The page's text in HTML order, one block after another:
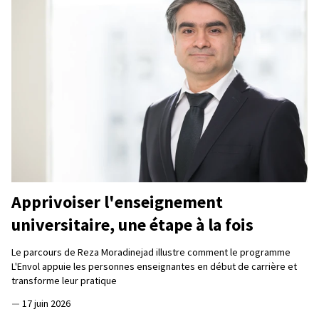
Apprivoiser l'enseignement
universitaire, une étape à la fois
Le parcours de Reza Moradinejad illustre comment le programme
L'Envol appuie les personnes enseignantes en début de carrière et
transforme leur pratique
— 17 juin 2026